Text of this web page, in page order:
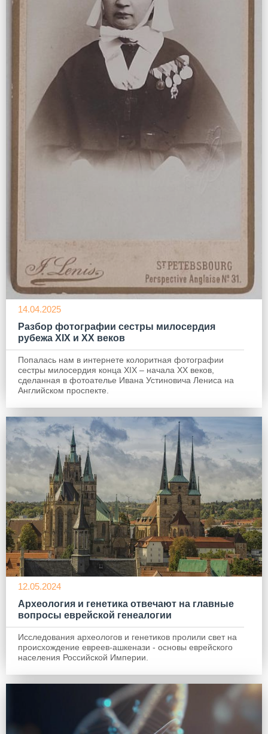
WhatsApp
14.04.2025
Разбор фотографии сестры милосердия
рубежа XIX и XX веков
Попалась нам в интернете колоритная фотографии
сестры милосердия конца XIX – начала ХХ веков,
сделанная в фотоателье Ивана Устиновича Лениса на
Английском проспекте.
12.05.2024
Археология и генетика отвечают на главные
вопросы еврейской генеалогии
Исследования археологов и генетиков пролили свет на
происхождение евреев-ашкенази - основы еврейского
населения Российской Империи.